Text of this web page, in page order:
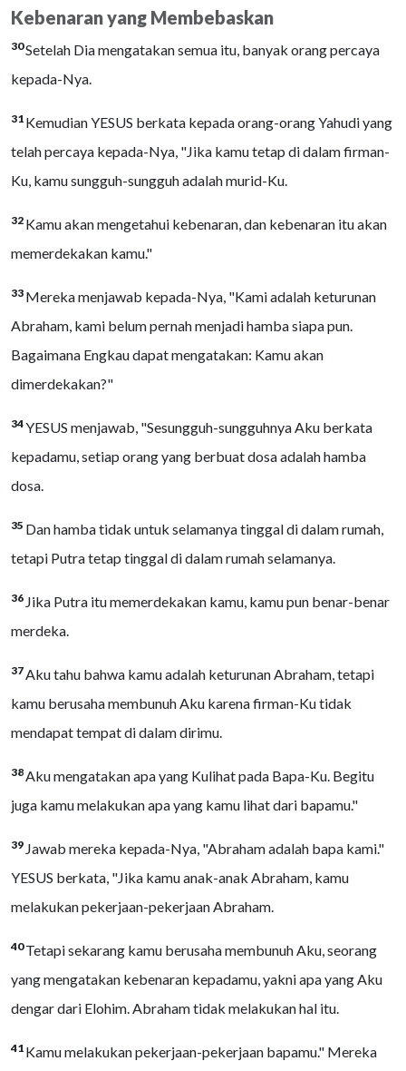
Kebenaran yang Membebaskan
30Setelah Dia mengatakan semua itu, banyak orang percaya
kepada-Nya.
31 Kemudian YESUS berkata kepada orang-orang Yahudi yang
telah percaya kepada-Nya, "Jika kamu tetap di dalam firman-
Ku, kamu sungguh-sungguh adalah murid-Ku.
32 Kamu akan mengetahui kebenaran, dan kebenaran itu akan
memerdekakan kamu."
33 Mereka menjawab kepada-Nya, "Kami adalah keturunan
Abraham, kami belum pernah menjadi hamba siapa pun.
Bagaimana Engkau dapat mengatakan: Kamu akan
dimerdekakan?"
34YESUS menjawab, "Sesungguh-sungguhnya Aku berkata
kepadamu, setiap orang yang berbuat dosa adalah hamba
dosa.
35 Dan hamba tidak untuk selamanya tinggal di dalam rumah,
tetapi Putra tetap tinggal di dalam rumah selamanya.
36 Jika Putra itu memerdekakan kamu, kamu pun benar-benar
merdeka.
37Aku tahu bahwa kamu adalah keturunan Abraham, tetapi
kamu berusaha membunuh Aku karena firman-Ku tidak
mendapat tempat di dalam dirimu.
38Aku mengatakan apa yang Kulihat pada Bapa-Ku. Begitu
juga kamu melakukan apa yang kamu lihat dari bapamu."
39 Jawab mereka kepada-Nya, "Abraham adalah bapa kami."
YESUS berkata, "Jika kamu anak-anak Abraham, kamu
melakukan pekerjaan-pekerjaan Abraham.
40Tetapi sekarang kamu berusaha membunuh Aku, seorang
yang mengatakan kebenaran kepadamu, yakni apa yang Aku
dengar dari Elohim. Abraham tidak melakukan hal itu.
41 Kamu melakukan pekerjaan-pekerjaan bapamu." Mereka